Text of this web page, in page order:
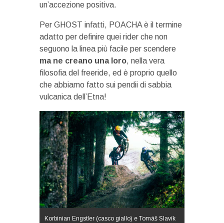
un’accezione positiva.
Per GHOST infatti, POACHA è il termine
adatto per definire quei rider che non
seguono la linea più facile per scendere
ma ne creano una loro, nella vera
filosofia del freeride, ed è proprio quello
che abbiamo fatto sui pendii di sabbia
vulcanica dell’Etna!
Korbinian Engstler (casco giallo) e Tomáš Slavík